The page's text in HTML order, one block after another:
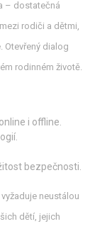
– dostatečná
rodiči a dětmi,
Otevřený dialog
rodinném životě.
i offline.
bezpečnosti.
neustálou
dětí, jejich